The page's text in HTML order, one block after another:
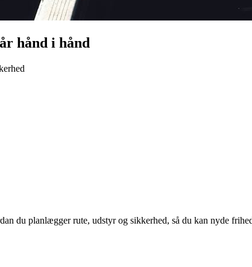
hånd i hånd
du planlægger rute, udstyr og sikkerhed, så du kan nyde